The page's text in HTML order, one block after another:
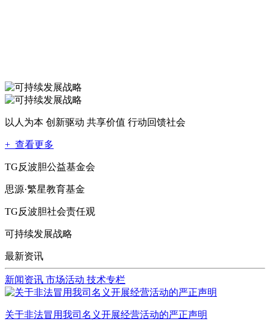
以人为本 创新驱动 共享价值 行动回馈社会
+ 查看更多
TG反波胆公益基金会
思源·繁星教育基金
TG反波胆社会责任观
可持续发展战略
最新资讯
新闻资讯 市场活动 技术专栏
关于非法冒用我司名义开展经营活动的严正声明